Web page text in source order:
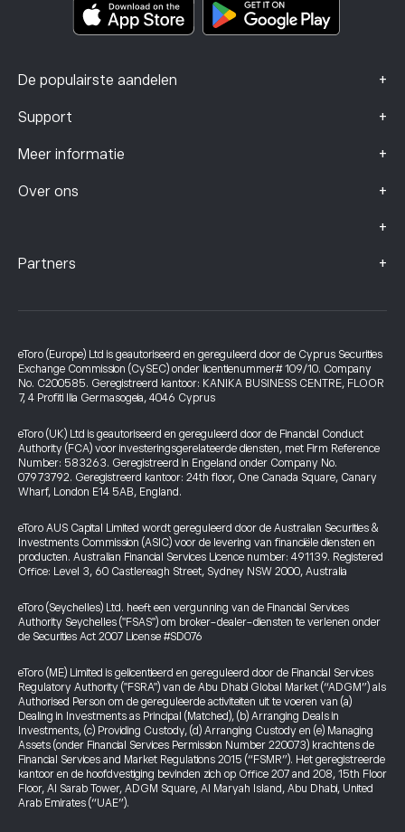
De populairste aandelen +
Support +
Meer informatie +
Over ons +
+
Klachtengegevens (FCA-klanten)
Partners +
eToro (Europe) Ltd is geautoriseerd en gereguleerd door de Cyprus Securities
Exchange Commission (CySEC) onder licentienummer# 109/10. Company
No. C200585. Geregistreerd kantoor: KANIKA BUSINESS CENTRE, FLOOR
7, 4 Profiti Ilia Germasogeia, 4046 Cyprus
eToro (UK) Ltd is geautoriseerd en gereguleerd door de Financial Conduct
Authority (FCA) voor investeringsgerelateerde diensten, met Firm Reference
Number: 583263. Geregistreerd in Engeland onder Company No.
07973792. Geregistreerd kantoor: 24th floor, One Canada Square, Canary
Wharf, London E14 5AB, England.
eToro AUS Capital Limited wordt gereguleerd door de Australian Securities &
Investments Commission (ASIC) voor de levering van financiële diensten en
producten. Australian Financial Services Licence number: 491139. Registered
Office: Level 3, 60 Castlereagh Street, Sydney NSW 2000, Australia
eToro (Seychelles) Ltd. heeft een vergunning van de Financial Services
Authority Seychelles ("FSAS") om broker-dealer-diensten te verlenen onder
de Securities Act 2007 License #SD076
eToro (ME) Limited is gelicentieerd en gereguleerd door de Financial Services
Regulatory Authority ("FSRA") van de Abu Dhabi Global Market (“ADGM”) als
Authorised Person om de gereguleerde activiteiten uit te voeren van (a)
Dealing in Investments as Principal (Matched), (b) Arranging Deals in
Investments, (c) Providing Custody, (d) Arranging Custody en (e) Managing
Assets (onder Financial Services Permission Number 220073) krachtens de
Financial Services and Market Regulations 2015 (“FSMR”). Het geregistreerde
kantoor en de hoofdvestiging bevinden zich op Office 207 and 208, 15th Floor
Floor, Al Sarab Tower, ADGM Square, Al Maryah Island, Abu Dhabi, United
Arab Emirates (“UAE”).